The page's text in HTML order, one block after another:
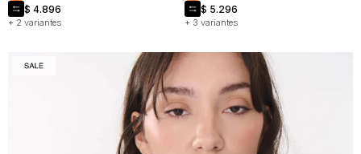
+ 2 variantes
$ 4.896
+ 3 variantes
$ 5.296